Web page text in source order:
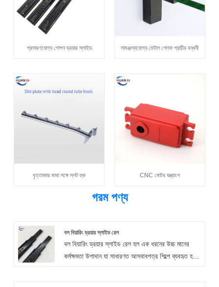
প্রসারণযোগ্য গোপন ড্রয়ার স্লাইড সামঞ্জস্যযোগ্য মেটাল শেলফ প্রাচীর বন্ধনী
বৃত্তাকার মাথা সঙ্গে স্লট হুক CNC মোটর যন্ত্রাংশ
গরম পণ্য
বল বিয়ারিং ড্রয়ার স্লাইড রেল
বল বিয়ারিং ড্রয়ার স্লাইড রেল হল এক ধরনের উচ্চ মানের
কর্মক্ষমতা উপাদান যা সাধারণত আসবাবপত্র শিল্পে ব্যবহৃত হয়।